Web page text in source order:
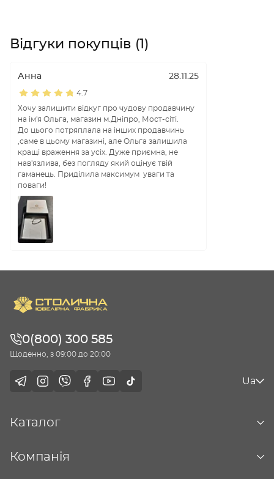
Відгуки покупців (1)
Анна 28.11.25
4.7
Хочу залишити відкуг про чудову продавчину
на ім'я Ольга, магазин м.Дніпро, Мост-сіті.
До цього потряплала на інших продавчинь
,саме в цьому магазині, але Ольга залишила
кращі враження за усіх. Дуже приємна, не
нав'язлива, без погляду який оцінує твій
гаманець. Приділила максимум уваги та
поваги!
0(800) 300 585
Щоденно, з 09:00 до 20:00
Ua
Каталог
Компанія